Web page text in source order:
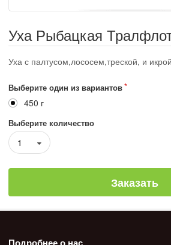
Уха Рыбацкая
Уха с палтусом,лососем,треской, и
Выберите один из вариантов
450 г
Выберите количество
1
Заказать